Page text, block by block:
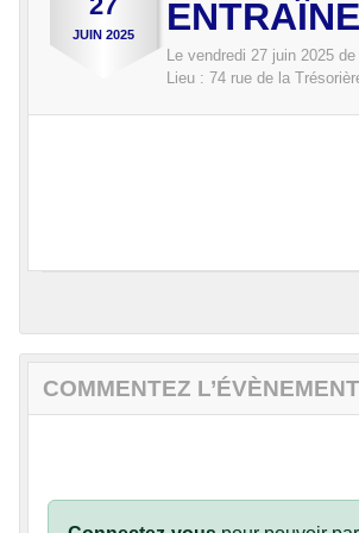
JUIN 2025
Le vendredi 27 juin 2025 de
Lieu : 74 rue de la
COMMENTEZ L’ÉVÈNEMENT